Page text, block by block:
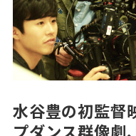
水谷豊の初監督
プダンス群像劇